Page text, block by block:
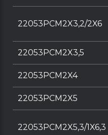
22053PCM2X3,2/2X6
22053PCM2X3,5
22053PCM2X4
22053PCM2X5
22053PCM2X5,3/1X6,3